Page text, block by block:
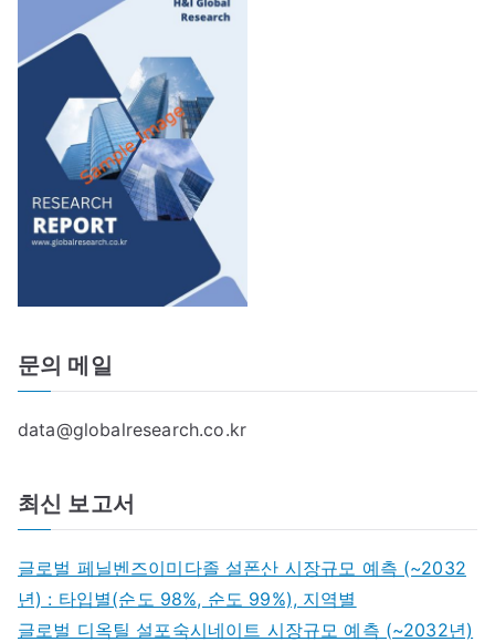
문의 메일
data@globalresearch.co.kr
최신 보고서
글로벌 페닐벤즈이미다졸 설폰산 시장규모 예측 (~2032
년) : 타입별(순도 98%, 순도 99%), 지역별
글로벌 디옥틸 설포숙시네이트 시장규모 예측 (~2032년)